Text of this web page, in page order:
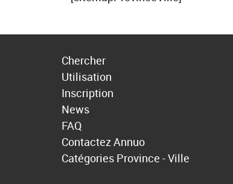
Chercher
Utilisation
Inscription
News
FAQ
Contactez Annuo
Catégories Province - Ville